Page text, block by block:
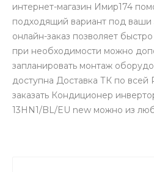
интернет-магазин Имир174
подходящий вариант под
онлайн-заказ позволяет
при необходимости можно
запланировать монтаж
доступна Доставка ТК по всей
заказать Кондиционер
13HN1/BL/EU new можно из